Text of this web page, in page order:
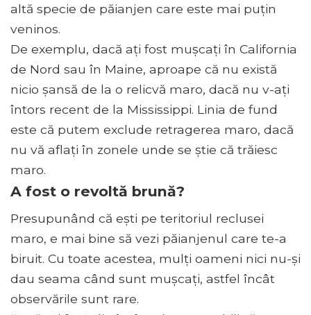
altă specie de păianjen care este mai puțin
veninos.
De exemplu, dacă ați fost mușcați în California
de Nord sau în Maine, aproape că nu există
nicio șansă de la o relicvă maro, dacă nu v-ați
întors recent de la Mississippi. Linia de fund
este că putem exclude retragerea maro, dacă
nu vă aflați în zonele unde se știe că trăiesc
maro.
A fost o revoltă brună?
Presupunând că ești pe teritoriul reclusei
maro, e mai bine să vezi păianjenul care te-a
biruit. Cu toate acestea, mulți oameni nici nu-și
dau seama când sunt mușcați, astfel încât
observările sunt rare.